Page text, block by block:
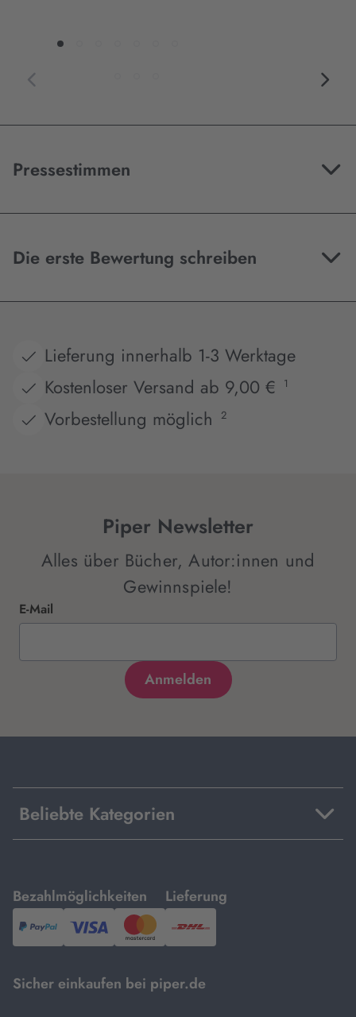
Pressestimmen
Die erste Bewertung schreiben
Lieferung innerhalb 1-3 Werktage
Kostenloser Versand ab 9,00 €
1
Vorbestellung möglich 2
Piper Newsletter
Alles über Bücher, Autor:innen und
Gewinnspiele!
E-Mail
Beliebte Kategorien
Bezahlmöglichkeiten
mit
PayPal,Visa
und
Lieferung
mit
DHL.
Sicher einkaufen bei piper.de